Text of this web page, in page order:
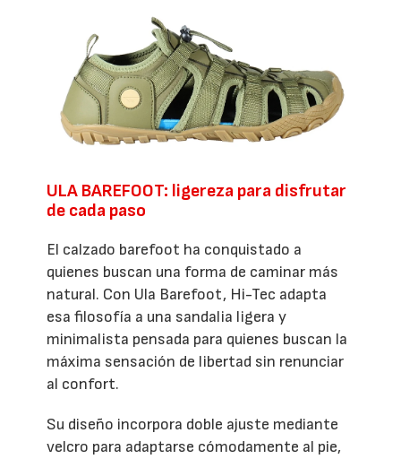
ULA BAREFOOT: ligereza para disfrutar
de cada paso
El calzado barefoot ha conquistado a
quienes buscan una forma de caminar más
natural. Con Ula Barefoot, Hi-Tec adapta
esa filosofía a una sandalia ligera y
minimalista pensada para quienes buscan la
máxima sensación de libertad sin renunciar
al confort.
Su diseño incorpora doble ajuste mediante
velcro para adaptarse cómodamente al pie,